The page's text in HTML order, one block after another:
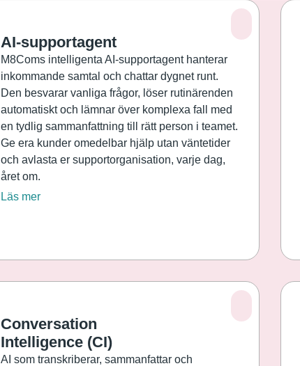
AI-supportagent
M8Coms intelligenta AI-supportagent hanterar
inkommande samtal och chattar dygnet runt.
Den besvarar vanliga frågor, löser rutinärenden
automatiskt och lämnar över komplexa fall med
en tydlig sammanfattning till rätt person i teamet.
Ge era kunder omedelbar hjälp utan väntetider
och avlasta er supportorganisation, varje dag,
året om.
Läs mer
Conversation
Intelligence (CI)
AI som transkriberar, sammanfattar och